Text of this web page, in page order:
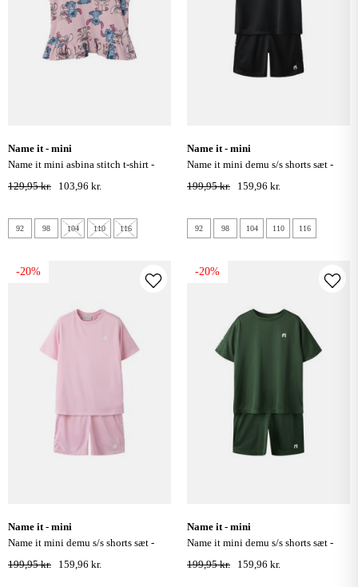
name it - mini
name it mini asbina stitch t-shirt -
cameo pink
129,95 kr. 103,96 kr.
92 98 104 110 116
name it - mini
name it mini demu s/s shorts sæt -
sort
199,95 kr. 159,96 kr.
92 98 104 110 116
-20%
name it - mini
name it mini demu s/s shorts sæt -
romance rose
199,95 kr. 159,96 kr.
-20%
name it - mini
name it mini demu s/s shorts sæt -
greener pastures
199,95 kr. 159,96 kr.